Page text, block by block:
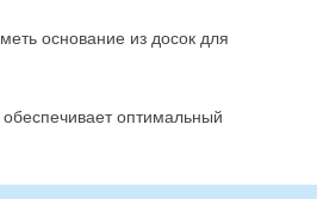
основание из досок для
оптимальный